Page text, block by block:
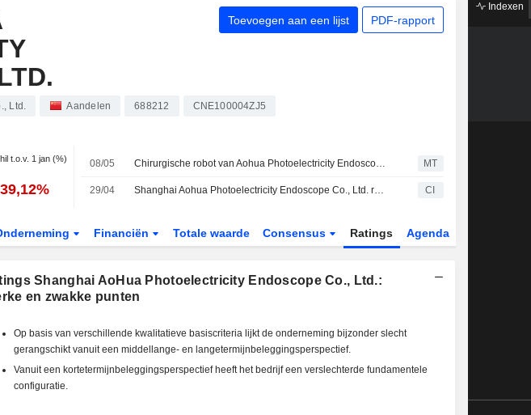
Toevoegen aan een lijst PDF-rapport
Ltd. Aandelen 688212 CNE100004ZJ5
t.o.v. 1 jan (%) 08/05 Chirurgische robot van Aohua Photoelectricity Endoscope toegelaten tot versnelde procedure Chinese toezichthouder MT
29/04 Shanghai Aohua Photoelectricity Endoscope Co., Ltd. rapporteert resultaten over het eerste kwartaal eindigend op 31 maart 2026 CI
Financiën Totale waarde Consensus Ratings Agenda
Shanghai AoHua Photoelectricity Endoscope Co., Ltd.:
en zwakke punten
Op basis van verschillende kwalitatieve basiscriteria lijkt de onderneming bijzonder slecht
gerangschikt vanuit een middellange- en langetermijnbeleggingsperspectief.
Vanuit een kortetermijnbeleggingsperspectief heeft het bedrijf een verslechterde fundamentele
configuratie.
Indexen